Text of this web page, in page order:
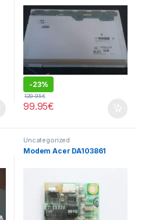
-23%
99.95€
129.95€
Uncategorized
Modem Acer DA103861